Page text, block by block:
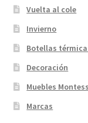
Vuelta al cole
Invierno
Botellas
Decoración
Muebles
Marcas